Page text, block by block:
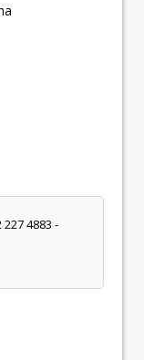
4883 -